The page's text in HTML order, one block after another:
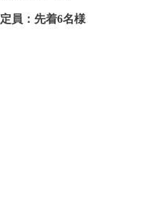
定員：先着6名様